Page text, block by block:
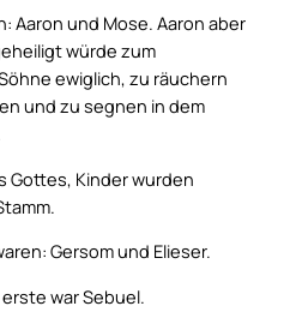
Aaron und Mose. Aaron aber
würde zum
ewiglich, zu räuchern
und zu segnen in dem
Gottes, Kinder wurden
Gersom und Elieser.
war Sebuel.